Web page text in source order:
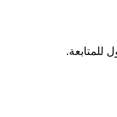
للمتابعة.